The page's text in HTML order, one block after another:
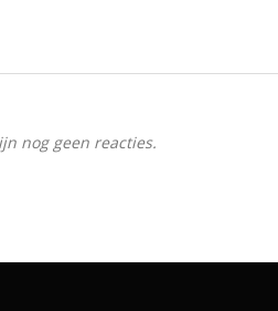
nog geen reacties.